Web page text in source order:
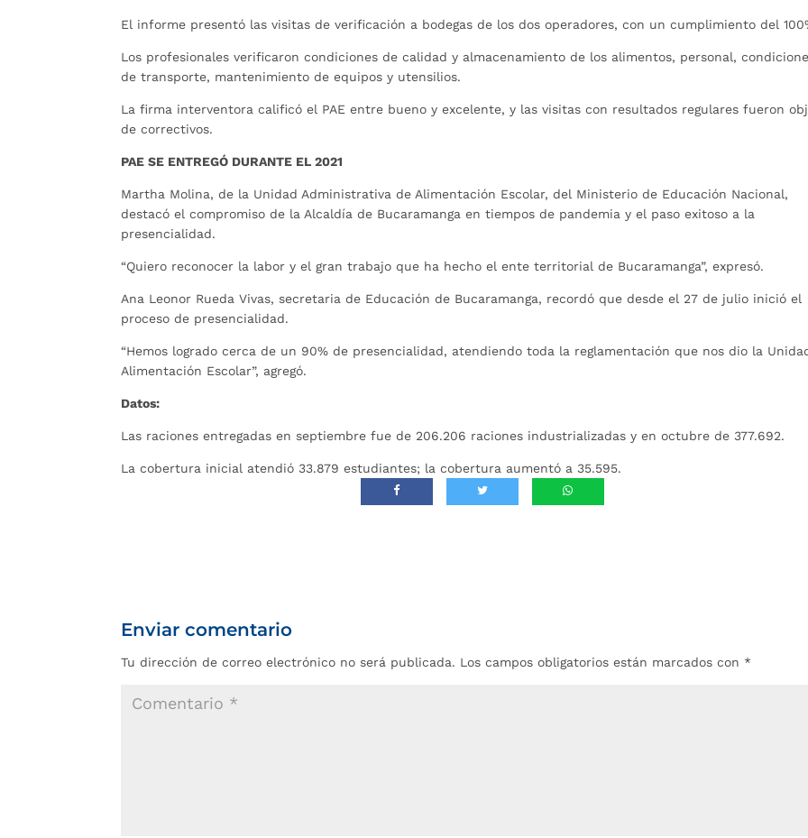
El informe presentó las visitas de verificación a bodegas de los dos operadores, con un cumplimiento del
Los profesionales verificaron condiciones de calidad y almacenamiento de los alimentos, personal,
de transporte, mantenimiento de equipos y utensilios.
La firma interventora calificó el PAE entre bueno y excelente, y las visitas con resultados regulares fueron
de correctivos.
PAE SE ENTREGÓ DURANTE EL 2021
Martha Molina, de la Unidad Administrativa de Alimentación Escolar, del Ministerio de Educación Nacional,
destacó el compromiso de la Alcaldía de Bucaramanga en tiempos de pandemia y el paso exitoso a la
presencialidad.
“Quiero reconocer la labor y el gran trabajo que ha hecho el ente territorial de Bucaramanga”, expresó.
Ana Leonor Rueda Vivas, secretaria de Educación de Bucaramanga, recordó que desde el 27 de julio inició el
proceso de presencialidad.
“Hemos logrado cerca de un 90% de presencialidad, atendiendo toda la reglamentación que nos dio la
Alimentación Escolar”, agregó.
Datos:
Las raciones entregadas en septiembre fue de 206.206 raciones industrializadas y en octubre de 377.692.
La cobertura inicial atendió 33.879 estudiantes; la cobertura aumentó a 35.595.
Enviar comentario
Tu dirección de correo electrónico no será publicada. Los campos obligatorios están marcados con *